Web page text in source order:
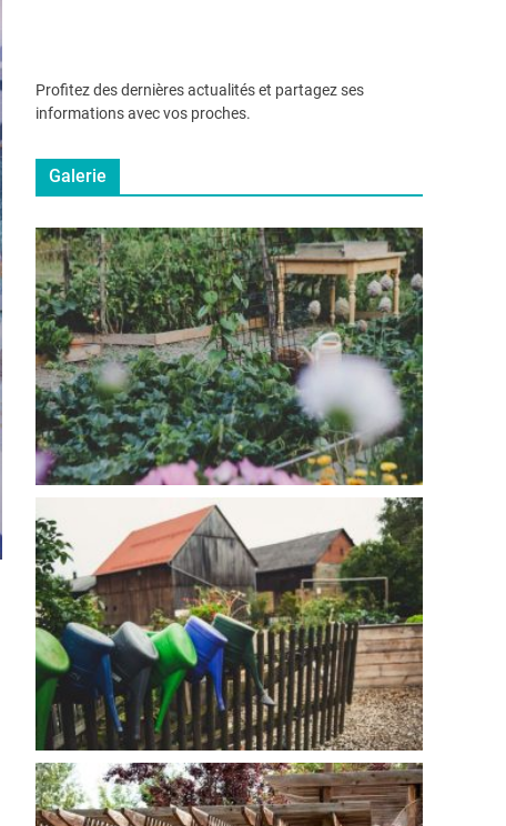
Profitez des dernières actualités et partagez ses
informations avec vos proches.
Galerie